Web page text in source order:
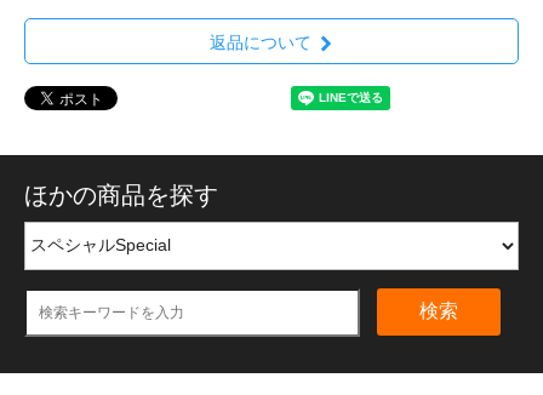
返品について
ほかの商品を探す
検索